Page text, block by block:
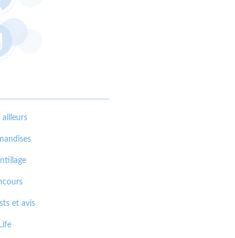
ailleurs
et avis
Life